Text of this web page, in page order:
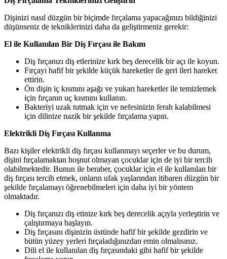
Dişinizi nasıl düzgün bir biçimde fırçalama yapacağınızı bildiğinizi
düşünseniz de tekniklerinizi daha da geliştirmeniz gerekir:
El ile Kullanılan Bir Diş Fırçası ile Bakım
Diş fırçanızı diş etlerinize kırk beş derecelik bir açı ile koyun.
Fırçayı hafif bir şekilde küçük hareketler ile geri ileri hareket
ettirin.
Ön dişin iç kısmını aşağı ve yukarı hareketler ile temizlemek
için fırçanın uç kısmını kullanın.
Bakteriyi uzak tutmak için ve nefesinizin ferah kalabilmesi
için dilinize nazik bir şekilde fırçalama yapın.
Elektrikli Diş Fırçası Kullanma
Bazı kişiler elektrikli diş fırçası kullanmayı seçerler ve bu durum,
dişini fırçalamaktan hoşnut olmayan çocuklar için de iyi bir tercih
olabilmektedir. Bunun ile beraber, çocuklar için el ile kullanılan bir
diş fırçası tercih etmek, onların ufak yaşlarından itibaren düzgün bir
şekilde fırçalamayı öğrenebilmeleri için daha iyi bir yöntem
olmaktadır.
Diş fırçanızı diş etinize kırk beş derecelik açıyla yerleştirin ve
çalıştırmaya başlayın.
Diş fırçasını dişinizin üstünde hafif bir şekilde gezdirin ve
bütün yüzey yerleri fırçaladığınızdan emin olmalısınız.
Dili el ile kullanılan diş fırçasındaki gibi hafif bir şekilde